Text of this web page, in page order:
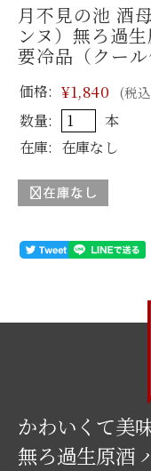
月不見の池 酒
ンヌ）無ろ過
要冷品（クール
価格: ¥1,840 (税
数量:
本
在庫: 在庫なし
かわいくて美
無ろ過生原酒